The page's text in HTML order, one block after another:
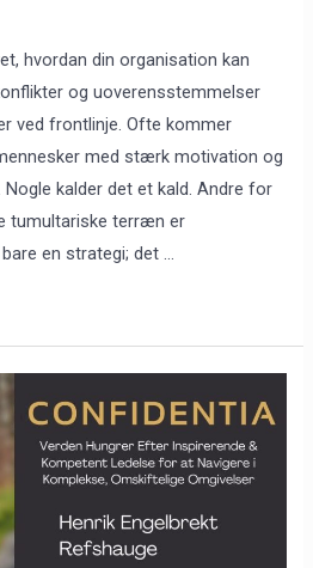
hvordan din organisation kan
og uoverensstemmelser
ved frontlinje. Ofte kommer
med stærk motivation og
Nogle kalder det et kald. Andre for
tumultariske terræn er
en strategi; det …